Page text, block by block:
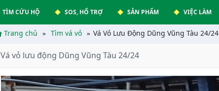
TÌM CỨU HỘ SOS, HỔ TRỢ SẢN PHẨM VIỆC LÀM
Trang chủ Tìm vá vỏ Vá Vỏ Lưu Động Dũng Vũng Tàu 24/24
Vá vỏ lưu động Dũng Vũng Tàu 24/24